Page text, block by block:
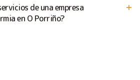
de una empresa
en O Porriño?